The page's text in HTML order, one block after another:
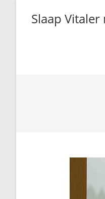
Slaap